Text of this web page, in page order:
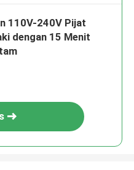
110V-240V Pijat
dengan 15 Menit